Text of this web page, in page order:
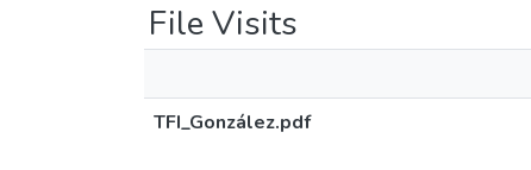
File Visits
TFI_González.pdf